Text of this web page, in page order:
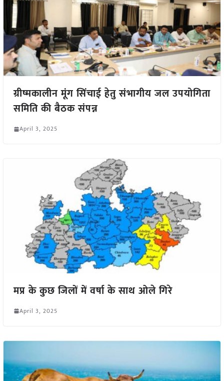
ग्रीष्मकालीन मूंग सिंचाई हेतु संभागीय जल उपयोगिता
समिति की बैठक संपन्न
April 3, 2025
मप्र के कुछ जिलों में वर्षा के साथ ओले गिरे
April 3, 2025